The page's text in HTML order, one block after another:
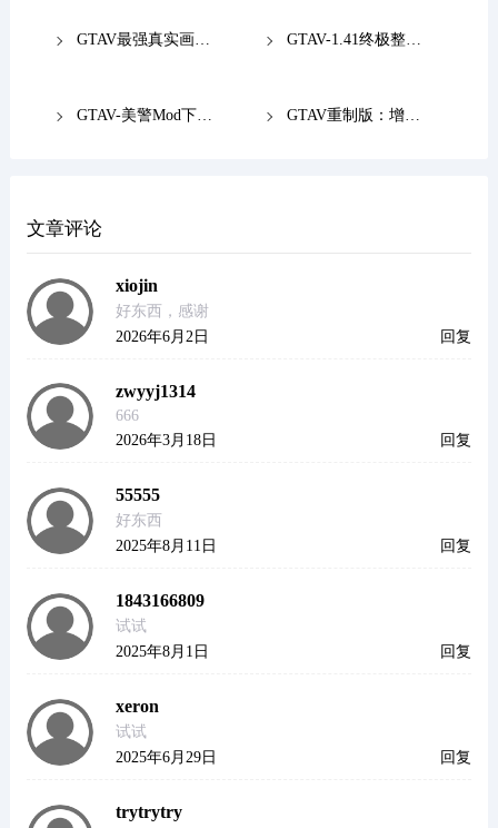
GTAV最强真实画质Redux补丁下载 GTAV-1.41终极整合版1000超跑+航母游艇和300英雄下载
GTAV-美警Mod下载可执法可呼叫支援 GTAV重制版：增强型3.0-SP画质补丁
文章评论
xiojin
好东西，感谢
2026年6月2日
回复
zwyyj1314
666
2026年3月18日
回复
55555
好东西
2025年8月11日
回复
1843166809
试试
2025年8月1日
回复
xeron
试试
2025年6月29日
回复
trytrytry